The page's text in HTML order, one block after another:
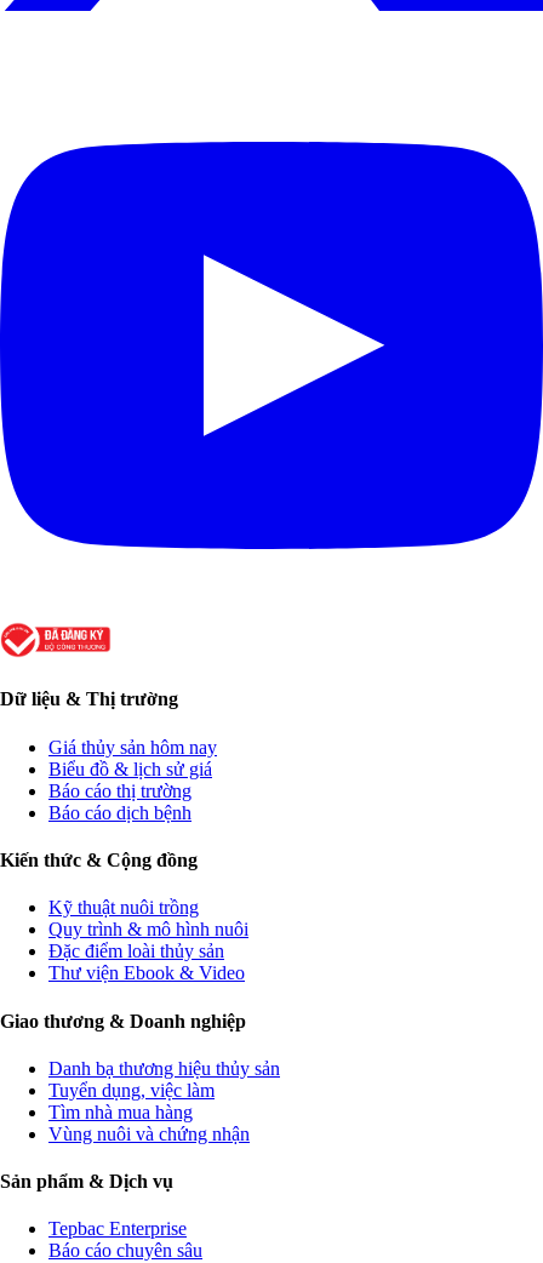
Dữ liệu & Thị trường
Giá thủy sản hôm nay
Biểu đồ & lịch sử giá
Báo cáo thị trường
Báo cáo dịch bệnh
Kiến thức & Cộng đồng
Kỹ thuật nuôi trồng
Quy trình & mô hình nuôi
Đặc điểm loài thủy sản
Thư viện Ebook & Video
Giao thương & Doanh nghiệp
Danh bạ thương hiệu thủy sản
Tuyển dụng, việc làm
Tìm nhà mua hàng
Vùng nuôi và chứng nhận
Sản phẩm & Dịch vụ
Tepbac Enterprise
Báo cáo chuyên sâu